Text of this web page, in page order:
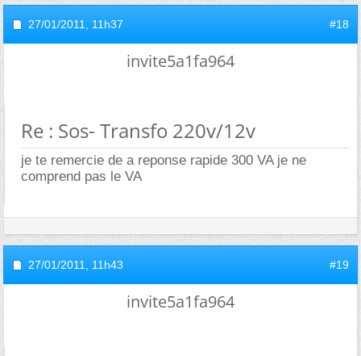
27/01/2011, 11h37 #18
invite5a1fa964
Re : Sos- Transfo 220v/12v
je te remercie de a reponse rapide 300 VA je ne
comprend pas le VA
27/01/2011, 11h43 #19
invite5a1fa964